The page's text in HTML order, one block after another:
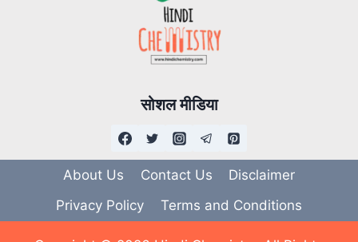
सोशल मीडिया
About Us Contact Us
Disclaimer
Privacy Policy
Terms and Conditions